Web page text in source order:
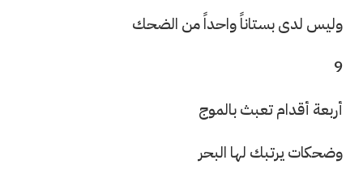
وليس لدى بستاناً واحداً من الضحك
9
أربعة أقدام تعبث بالموج
وضحكات يرتبك لها البحر